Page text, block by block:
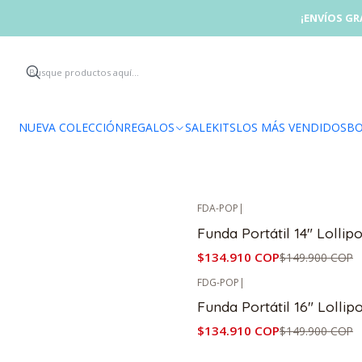
NUEVA COLECCIÓNREGALOS SALEKITSLOS MÁS VENDIDOS
¡ENVÍOS
FDA-BC|
FDA-POP |
Funda Portátil 14"
$134.910 COP$149.900 COP
FDG-POP |
Funda Portátil 16"
$134.910 COP$149.900 COP